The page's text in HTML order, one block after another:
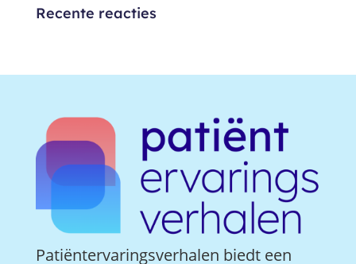
Recente reacties
Patiëntervaringsverhalen biedt een